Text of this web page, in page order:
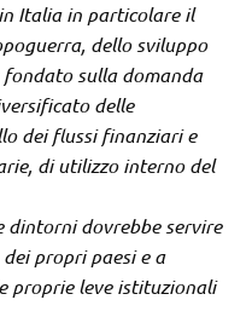
Italia in particolare il
dello sviluppo
sulla domanda
delle
dei flussi finanziari e
di utilizzo interno del
dintorni dovrebbe servire
propri paesi e a
proprie leve istituzionali